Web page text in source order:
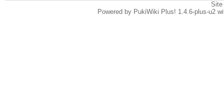
Powered by PukiWiki Plus! 1.4.6-plus-u2